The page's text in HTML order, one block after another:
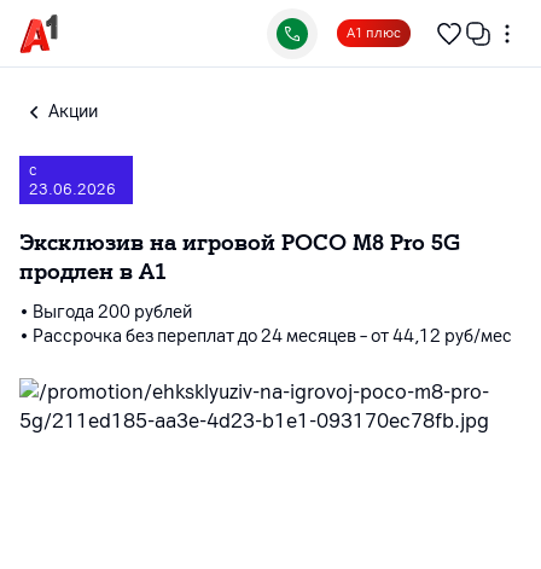
А1 плюс
Акции
с
23.06.2026
Эксклюзив на игровой POCO M8 Pro 5G
продлен в A1
• Выгода 200 рублей
• Рассрочка без переплат до 24 месяцев – от 44,12 руб/мес